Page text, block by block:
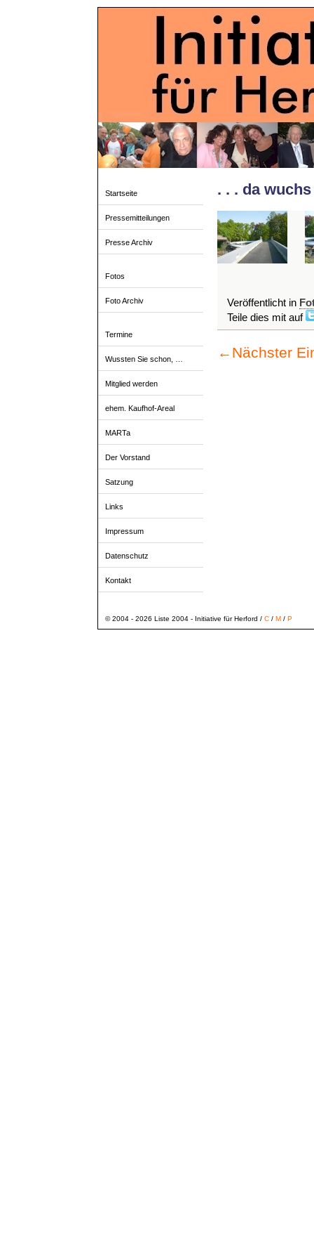
Startseite
Pressemitteilungen
Presse Archiv
Fotos
Foto Archiv
Termine
Wussten Sie schon, …
Mitglied werden
ehem. Kaufhof-Areal
MARTa
Der Vorstand
Satzung
Links
Impressum
Datenschutz
Kontakt
. . . da
Veröffentlicht in
Teile dies mit auf
← Nächster
© 2004 - 2026 Liste 2004 - Initiative für Herford / C/ M/ P